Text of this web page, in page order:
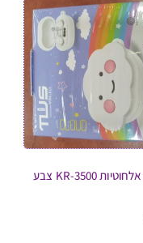
אוזניות אלחוטיות KR-3500 צבע